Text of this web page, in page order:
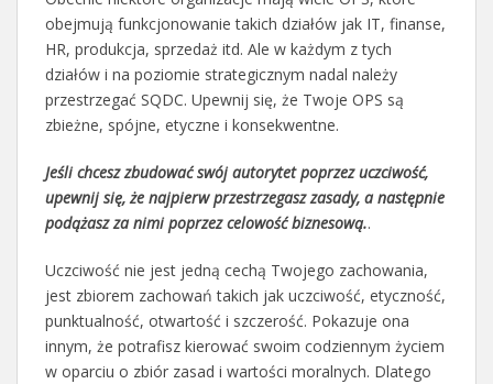
obejmują funkcjonowanie takich działów jak IT, finanse,
HR, produkcja, sprzedaż itd. Ale w każdym z tych
działów i na poziomie strategicznym nadal należy
przestrzegać SQDC. Upewnij się, że Twoje OPS są
zbieżne, spójne, etyczne i konsekwentne.
Jeśli chcesz zbudować swój autorytet poprzez uczciwość,
upewnij się, że najpierw przestrzegasz zasady, a następnie
podążasz za nimi poprzez celowość biznesową..
Uczciwość nie jest jedną cechą Twojego zachowania,
jest zbiorem zachowań takich jak uczciwość, etyczność,
punktualność, otwartość i szczerość. Pokazuje ona
innym, że potrafisz kierować swoim codziennym życiem
w oparciu o zbiór zasad i wartości moralnych. Dlatego